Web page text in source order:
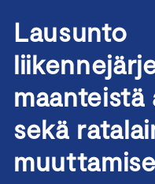
Lausunto
sekä